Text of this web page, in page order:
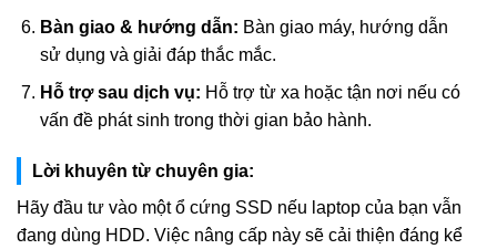
Bàn giao & hướng dẫn: Bàn giao máy, hướng dẫn
sử dụng và giải đáp thắc mắc.
Hỗ trợ sau dịch vụ: Hỗ trợ từ xa hoặc tận nơi nếu có
vấn đề phát sinh trong thời gian bảo hành.
Lời khuyên từ chuyên gia:
Hãy đầu tư vào một ổ cứng SSD nếu laptop của bạn vẫn
đang dùng HDD. Việc nâng cấp này sẽ cải thiện đáng kể